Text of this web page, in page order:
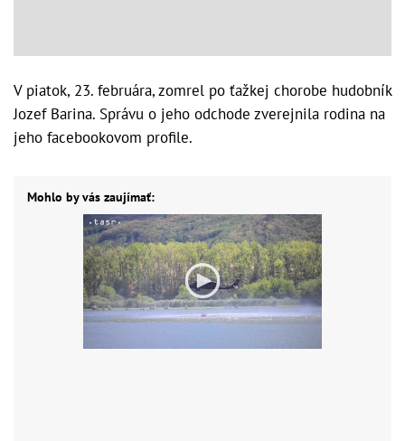
V piatok, 23. februára, zomrel po ťažkej chorobe hudobník
Jozef Barina. Správu o jeho odchode zverejnila rodina na
jeho facebookovom profile.
Mohlo by vás zaujímať: